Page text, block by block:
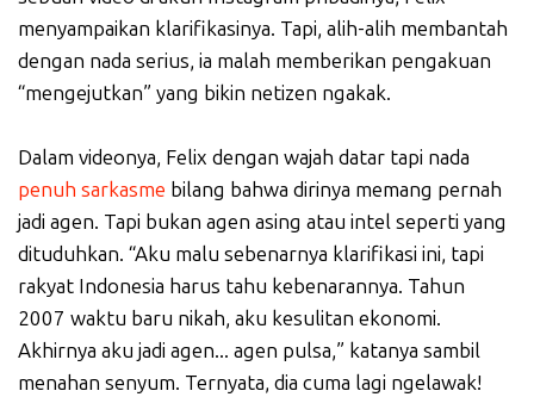
menyampaikan klarifikasinya. Tapi, alih-alih membantah
dengan nada serius, ia malah memberikan pengakuan
“mengejutkan” yang bikin netizen ngakak.
Dalam videonya, Felix dengan wajah datar tapi nada
penuh sarkasme bilang bahwa dirinya memang pernah
jadi agen. Tapi bukan agen asing atau intel seperti yang
dituduhkan. “Aku malu sebenarnya klarifikasi ini, tapi
rakyat Indonesia harus tahu kebenarannya. Tahun
2007 waktu baru nikah, aku kesulitan ekonomi.
Akhirnya aku jadi agen... agen pulsa,” katanya sambil
menahan senyum. Ternyata, dia cuma lagi ngelawak!